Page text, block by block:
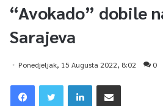
“Avokado” dobile
Sarajeva
Ponedjeljak, 15 Augusta 2022, 8:02 0